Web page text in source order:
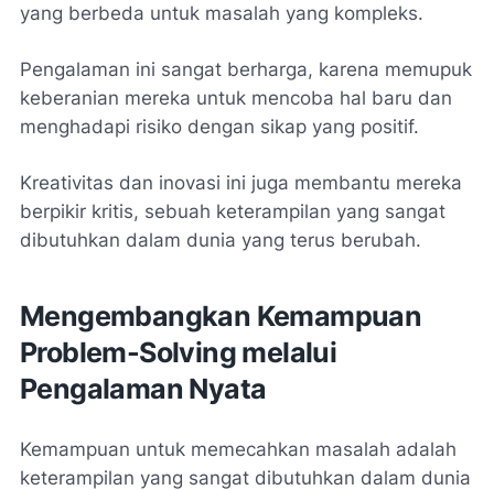
yang berbeda untuk masalah yang kompleks.
Pengalaman ini sangat berharga, karena memupuk
keberanian mereka untuk mencoba hal baru dan
menghadapi risiko dengan sikap yang positif.
Kreativitas dan inovasi ini juga membantu mereka
berpikir kritis, sebuah keterampilan yang sangat
dibutuhkan dalam dunia yang terus berubah.
Mengembangkan Kemampuan
Problem-Solving melalui
Pengalaman Nyata
Kemampuan untuk memecahkan masalah adalah
keterampilan yang sangat dibutuhkan dalam dunia